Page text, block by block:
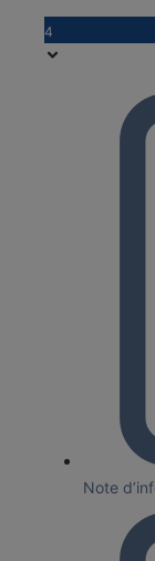
4
Note